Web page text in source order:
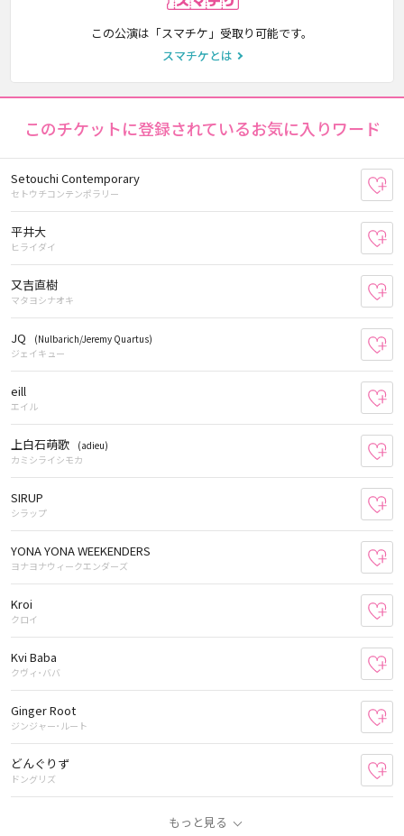
この公演は「スマチケ」受取り可能です。
スマチケとは
このチケットに登録されているお気に入りワード
Setouchi Contemporary
セトウチコンテンポラリー
平井大
ヒライダイ
又吉直樹
マタヨシナオキ
JQ
(Nulbarich/Jeremy Quartus)
ジェイキュー
eill
エイル
上白石萌歌
(adieu)
カミシライシモカ
SIRUP
シラップ
YONA YONA WEEKENDERS
ヨナヨナウィークエンダーズ
Kroi
クロイ
Kvi Baba
クヴィ･ババ
Ginger Root
ジンジャー･ルート
どんぐりず
ドングリズ
もっと見る